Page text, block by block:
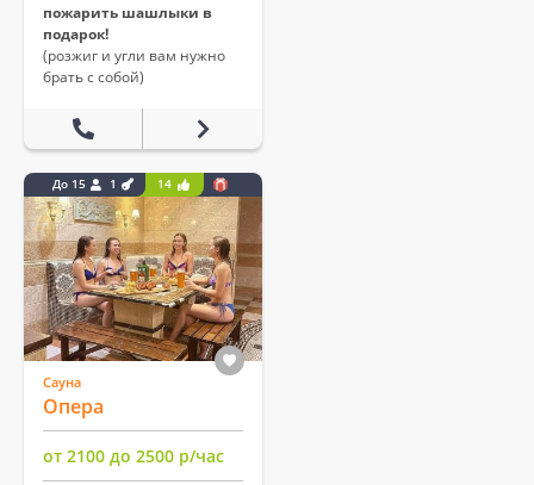
пожарить шашлыки в
подарок!
(розжиг и угли вам нужно
брать с собой)
До 15 1 14
Сауна
Опера
от 2100 до 2500 р/час